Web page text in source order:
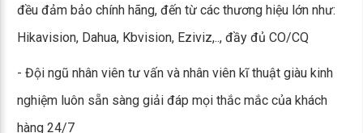
đều đảm bảo chính hãng, đến từ các thương hiệu lớn như:
Hikavision, Dahua, Kbvision, Eziviz,.., đầy đủ CO/CQ
- Đội ngũ nhân viên tư vấn và nhân viên kĩ thuật giàu kinh
nghiệm luôn sẵn sàng giải đáp mọi thắc mắc của khách
hàng 24/7